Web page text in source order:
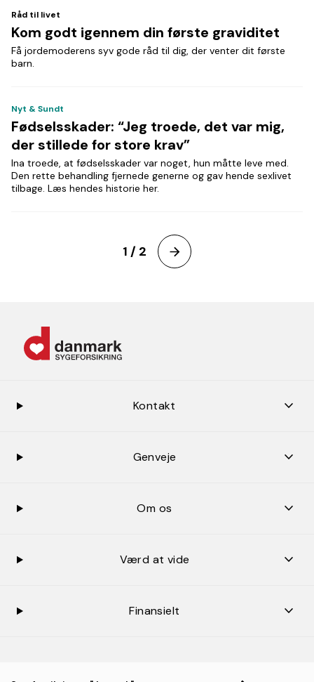
Råd til livet
Kom godt igennem din første graviditet
Få jordemoderens syv gode råd til dig, der venter dit første
barn.
Nyt & Sundt
Fødselsskader: “Jeg troede, det var mig,
der stillede for store krav”
Ina troede, at fødselsskader var noget, hun måtte leve med.
Den rette behandling fjernede generne og gav hende sexlivet
tilbage. Læs hendes historie her.
1 / 2
Kontakt
Genveje
Om os
Værd at vide
Finansielt